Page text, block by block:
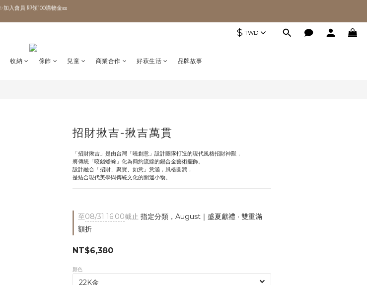
✨加入會員 即領100購物金🎫
全館滿額現折🔥
$ TWD
收納 傢飾 兒童 商業合作 好萩生活 品牌故事
招財揪吉-揪吉萬貫
「招財揪吉」是由台灣「曉創意」設計團隊打造的現代風格招財神獸，
將傳統「咬錢蟾蜍」化為簡約流線的錫合金藝術擺飾。
設計融合「招財、聚寶、如意」意涵，風格圓潤，
是結合現代美學與傳統文化的開運小物。
至08/31 16:00截止 指定分類，August｜盛夏獻禮 ‧ 雙重滿
額折
NT$6,380
顏色